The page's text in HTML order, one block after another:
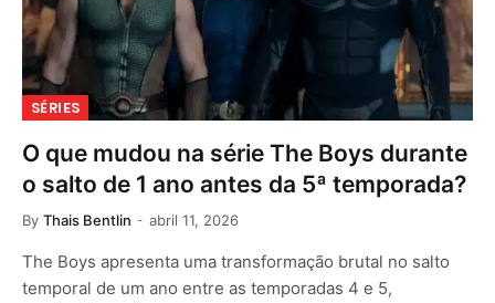
SÉRIES
O que mudou na série The Boys durante
o salto de 1 ano antes da 5ª temporada?
By Thais Bentlin abril 11, 2026
The Boys apresenta uma transformação brutal no salto
temporal de um ano entre as temporadas 4 e 5,